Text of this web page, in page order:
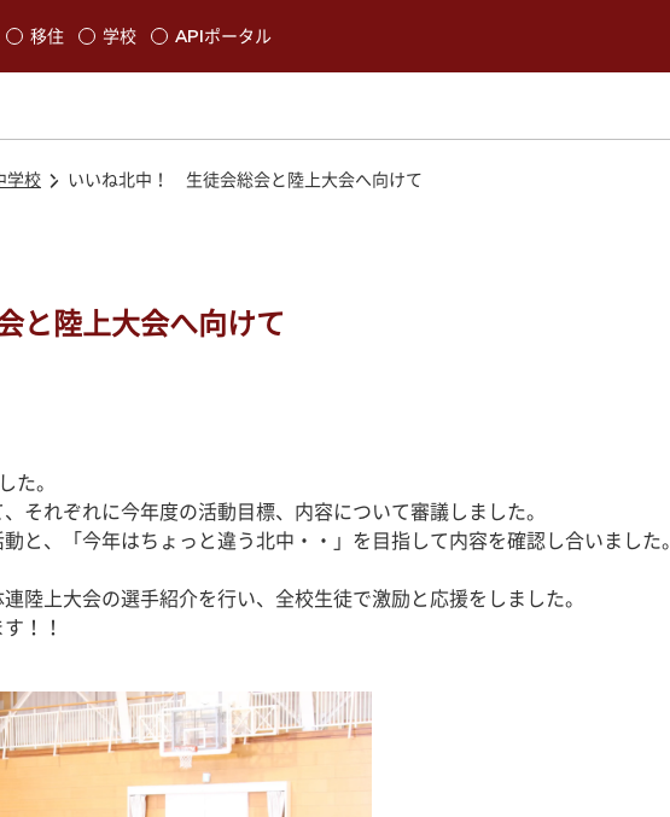
します
移住 学校 APIポータル
学校 いいね北中！ 生徒会総会と陸上大会へ向けて
と陸上大会へ向けて
た。
それぞれに今年度の活動目標、内容について審議しました。
と、「今年はちょっと違う北中・・」を目指して内容を確認し合いました。
陸上大会の選手紹介を行い、全校生徒で激励と応援をしました。
！！